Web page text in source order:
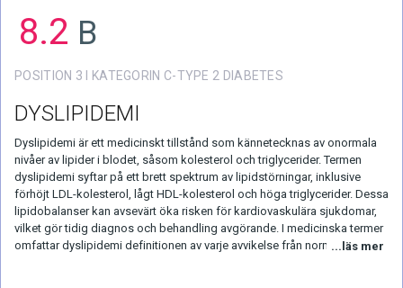
8.2 B
POSITION 3 I KATEGORIN C-TYPE 2 DIABETES
DYSLIPIDEMI
Dyslipidemi är ett medicinskt tillstånd som kännetecknas av onormala
nivåer av lipider i blodet, såsom kolesterol och triglycerider. Termen
dyslipidemi syftar på ett brett spektrum av lipidstörningar, inklusive
förhöjt LDL-kolesterol, lågt HDL-kolesterol och höga triglycerider. Dessa
lipidobalanser kan avsevärt öka risken för kardiovaskulära sjukdomar,
vilket gör tidig diagnos och behandling avgörande. I medicinska termer
omfattar dyslipidemi definitionen av varje avvikelse från normala...läs mer